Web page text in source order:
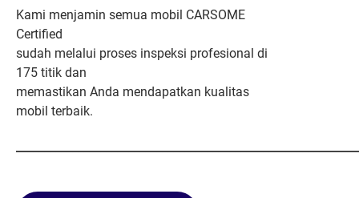
Kami menjamin semua mobil CARSOME
Certified
sudah melalui proses inspeksi profesional di
175 titik dan
memastikan Anda mendapatkan kualitas
mobil terbaik.